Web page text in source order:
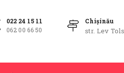
022 24 15 11
062 00 66 50
Chișinău
str. Lev